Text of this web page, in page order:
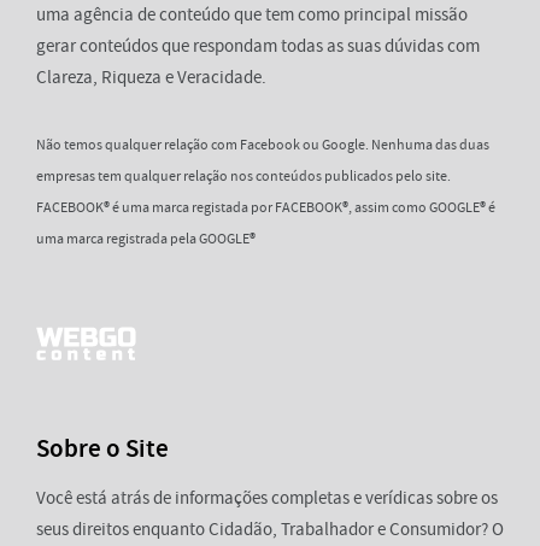
uma agência de conteúdo que tem como principal missão
gerar conteúdos que respondam todas as suas dúvidas com
Clareza, Riqueza e Veracidade.
Não temos qualquer relação com Facebook ou Google. Nenhuma das duas
empresas tem qualquer relação nos conteúdos publicados pelo site.
FACEBOOK® é uma marca registada por FACEBOOK®, assim como GOOGLE® é
uma marca registrada pela GOOGLE®
Sobre o Site
Você está atrás de informações completas e verídicas sobre os
seus direitos enquanto Cidadão, Trabalhador e Consumidor? O